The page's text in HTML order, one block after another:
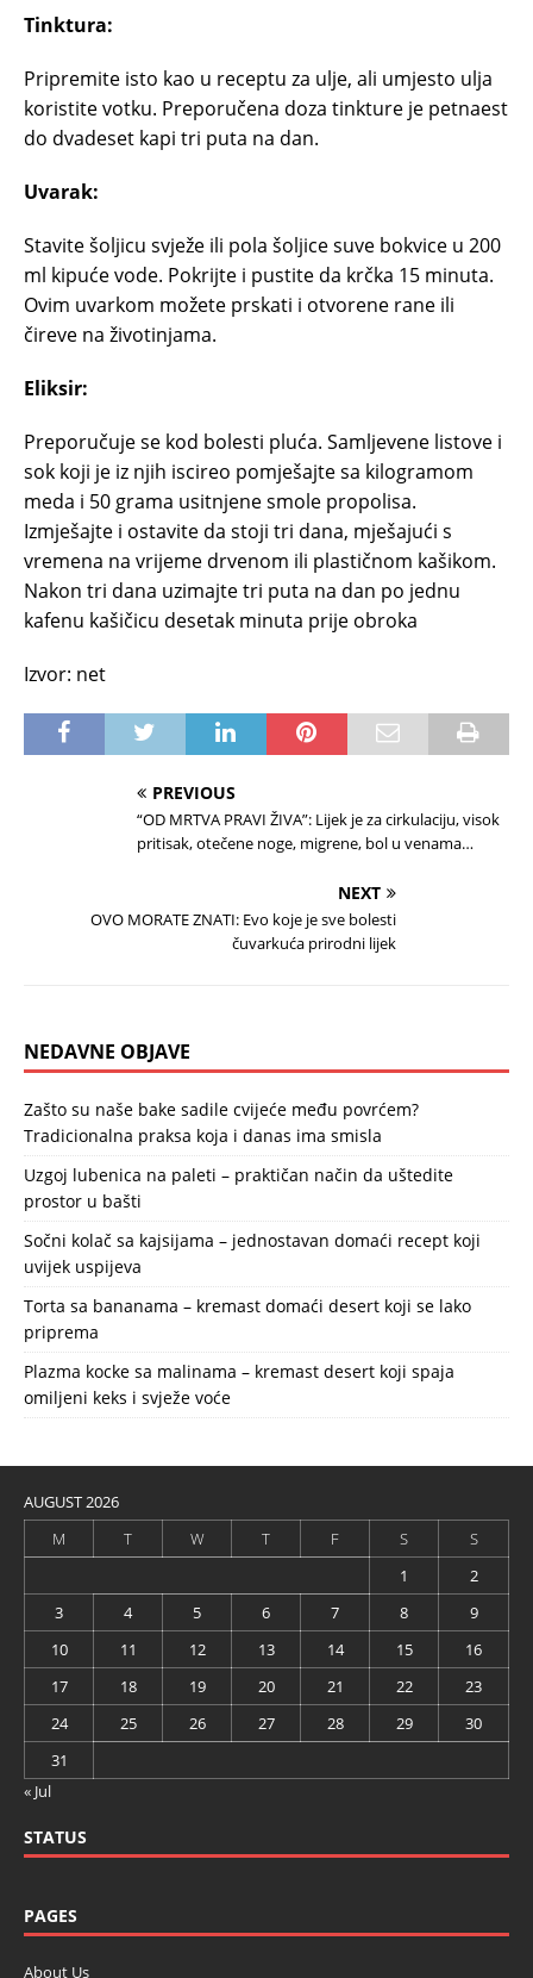
Tinktura:
Pripremite isto kao u receptu za ulje, ali umjesto ulja
koristite votku. Preporučena doza tinkture je petnaest
do dvadeset kapi tri puta na dan.
Uvarak:
Stavite šoljicu svježe ili pola šoljice suve bokvice u 200
ml kipuće vode. Pokrijte i pustite da krčka 15 minuta.
Ovim uvarkom možete prskati i otvorene rane ili
čireve na životinjama.
Eliksir:
Preporučuje se kod bolesti pluća. Samljevene listove i
sok koji je iz njih iscireo pomješajte sa kilogramom
meda i 50 grama usitnjene smole propolisa.
Izmješajte i ostavite da stoji tri dana, mješajući s
vremena na vrijeme drvenom ili plastičnom kašikom.
Nakon tri dana uzimajte tri puta na dan po jednu
kafenu kašičicu desetak minuta prije obroka
Izvor: net
PREVIOUS
“OD MRTVA PRAVI ŽIVA”: Lijek je za cirkulaciju, visok
pritisak, otečene noge, migrene, bol u venama…
NEXT
OVO MORATE ZNATI: Evo koje je sve bolesti
čuvarkuća prirodni lijek
NEDAVNE OBJAVE
Zašto su naše bake sadile cvijeće među povrćem?
Tradicionalna praksa koja i danas ima smisla
Uzgoj lubenica na paleti – praktičan način da uštedite
prostor u bašti
Sočni kolač sa kajsijama – jednostavan domaći recept koji
uvijek uspijeva
Torta sa bananama – kremast domaći desert koji se lako
priprema
Plazma kocke sa malinama – kremast desert koji spaja
omiljeni keks i svježe voće
AUGUST 2026
M
T W T F S
S
1
2
3
4 5 6 7 8
9
10
11 12 13 14 15
16
17
18 19 20 21 22
23
24
25 26 27 28 29
30
31
« Jul
STATUS
PAGES
About Us